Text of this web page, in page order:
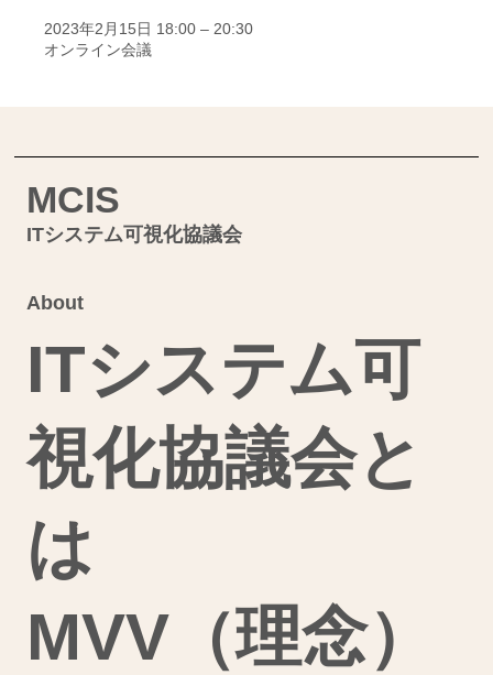
2023年2月15日 18:00 – 20:30
オンライン会議
MCIS
ITシステム可視化協議会
About
ITシステム可
視化協議会と
は
MVV（理念）